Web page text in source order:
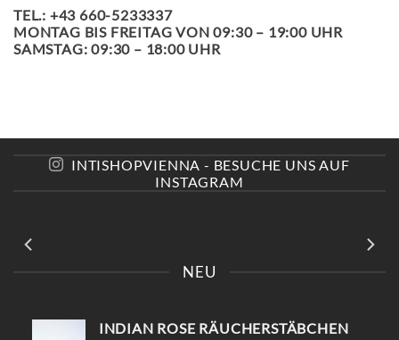
TEL.: +43 660-5233337
MONTAG BIS FREITAG VON 09:30 – 19:00 UHR
SAMSTAG: 09:30 – 18:00 UHR
INTISHOPVIENNA - BESUCHE UNS AUF
INSTAGRAM
NEU
INDIAN ROSE RÄUCHERSTÄBCHEN